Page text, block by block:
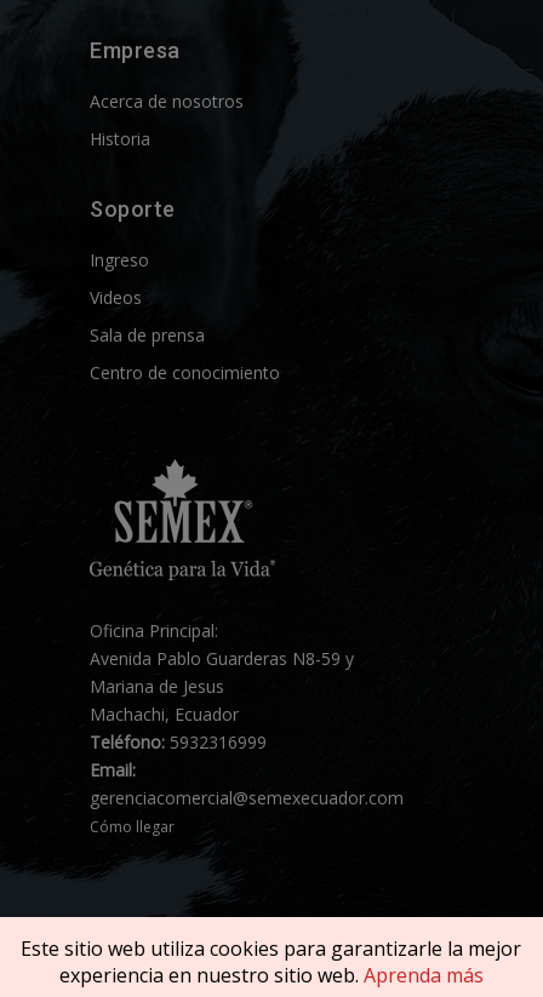
Empresa
Acerca de nosotros
Historia
Soporte
Ingreso
Videos
Sala de prensa
Centro de conocimiento
Oficina Principal:
Avenida Pablo Guarderas N8-59 y
Mariana de Jesus
Machachi, Ecuador
Teléfono: 5932316999
Email:
gerenciacomercial@semexecuador.com
Cómo llegar
Copyright © 2026 SEMEX. Todos los derechos
Este sitio web utiliza cookies para garantizarle la mejor
experiencia en nuestro sitio web. Aprenda más